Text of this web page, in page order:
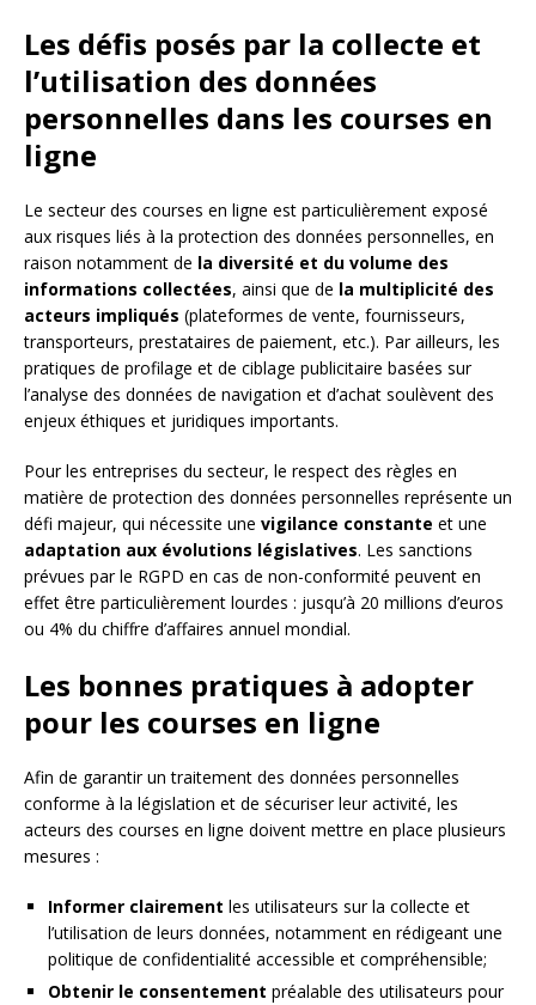
Les défis posés par la collecte et
l’utilisation des données
personnelles dans les courses en
ligne
Le secteur des courses en ligne est particulièrement exposé
aux risques liés à la protection des données personnelles, en
raison notamment de la diversité et du volume des
informations collectées, ainsi que de la multiplicité des
acteurs impliqués (plateformes de vente, fournisseurs,
transporteurs, prestataires de paiement, etc.). Par ailleurs, les
pratiques de profilage et de ciblage publicitaire basées sur
l’analyse des données de navigation et d’achat soulèvent des
enjeux éthiques et juridiques importants.
Pour les entreprises du secteur, le respect des règles en
matière de protection des données personnelles représente un
défi majeur, qui nécessite une vigilance constante et une
adaptation aux évolutions législatives. Les sanctions
prévues par le RGPD en cas de non-conformité peuvent en
effet être particulièrement lourdes : jusqu’à 20 millions d’euros
ou 4% du chiffre d’affaires annuel mondial.
Les bonnes pratiques à adopter
pour les courses en ligne
Afin de garantir un traitement des données personnelles
conforme à la législation et de sécuriser leur activité, les
acteurs des courses en ligne doivent mettre en place plusieurs
mesures :
Informer clairement les utilisateurs sur la collecte et
l’utilisation de leurs données, notamment en rédigeant une
politique de confidentialité accessible et compréhensible;
Obtenir le consentement préalable des utilisateurs pour